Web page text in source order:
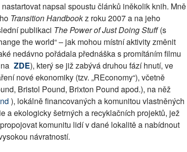
napsal spoustu článků iněkolik knih. Mně
Transition Handbookz roku 2007 a na jeho
publikaci The Power of Just Doing Stuff(s
the world“ – jak mohou místní aktivity změnit
nedávno pořádala přednáška s promítáním filmu
ZDE), který se již zabývá druhou fází hnutí, ve
nové ekonomiky (tzv. „REconomy“), včetně
Bristol Pound, Brixton Pound apod.), na něž
), lokálně financovaných a komunitou vlastněných
a ekologicky šetrných a recyklačních projektů, jež
komunitu lidí v dané lokalitě a nabídnout
návratností.